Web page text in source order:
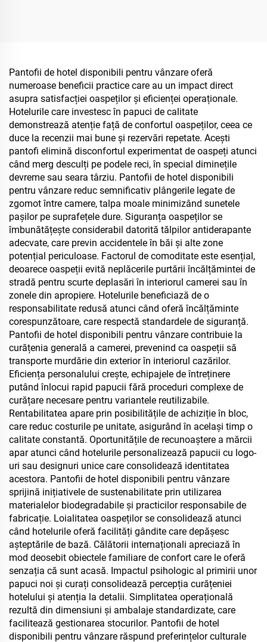
Pantofii de hotel disponibili pentru vânzare oferă
numeroase beneficii practice care au un impact direct
asupra satisfacției oaspeților și eficienței operaționale.
Hotelurile care investesc în papuci de calitate
demonstrează atenție față de confortul oaspeților, ceea ce
duce la recenzii mai bune și rezervări repetate. Acești
pantofi elimină disconfortul experimentat de oaspeți atunci
când merg desculți pe podele reci, în special diminețile
devreme sau seara târziu. Pantofii de hotel disponibili
pentru vânzare reduc semnificativ plângerile legate de
zgomot între camere, talpa moale minimizând sunetele
pașilor pe suprafețele dure. Siguranța oaspeților se
îmbunătățește considerabil datorită tălpilor antiderapante
adecvate, care previn accidentele în băi și alte zone
potențial periculoase. Factorul de comoditate este esențial,
deoarece oaspeții evită neplăcerile purtării încălțămintei de
stradă pentru scurte deplasări în interiorul camerei sau în
zonele din apropiere. Hotelurile beneficiază de o
responsabilitate redusă atunci când oferă încălțăminte
corespunzătoare, care respectă standardele de siguranță.
Pantofii de hotel disponibili pentru vânzare contribuie la
curățenia generală a camerei, prevenind ca oaspeții să
transporte murdărie din exterior în interiorul cazărilor.
Eficiența personalului crește, echipajele de întreținere
putând înlocui rapid papucii fără proceduri complexe de
curățare necesare pentru variantele reutilizabile.
Rentabilitatea apare prin posibilitățile de achiziție în bloc,
care reduc costurile pe unitate, asigurând în același timp o
calitate constantă. Oportunitățile de recunoaștere a mărcii
apar atunci când hotelurile personalizează papucii cu logo-
uri sau designuri unice care consolidează identitatea
acestora. Pantofii de hotel disponibili pentru vânzare
sprijină inițiativele de sustenabilitate prin utilizarea
materialelor biodegradabile și practicilor responsabile de
fabricație. Loialitatea oaspeților se consolidează atunci
când hotelurile oferă facilități gândite care depășesc
așteptările de bază. Călătorii internaționali apreciază în
mod deosebit obiectele familiare de confort care le oferă
senzația că sunt acasă. Impactul psihologic al primirii unor
papuci noi și curați consolidează percepția curățeniei
hotelului și atenția la detalii. Simplitatea operațională
rezultă din dimensiuni și ambalaje standardizate, care
facilitează gestionarea stocurilor. Pantofii de hotel
disponibili pentru vânzare răspund preferințelor culturale